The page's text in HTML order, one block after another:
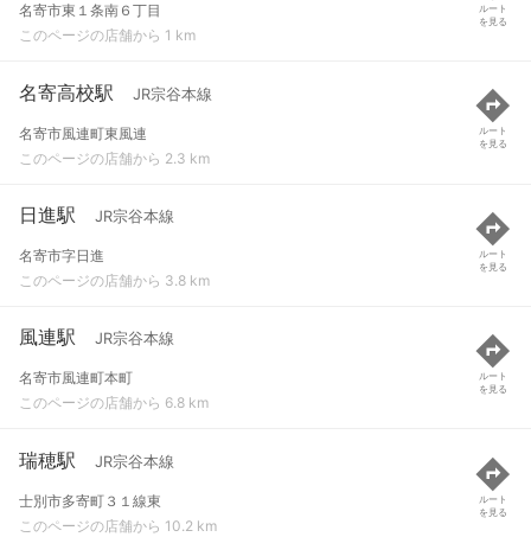
名寄市東１条南６丁目
このページの店舗から 1 km
ルート
を見る
名寄高校駅 JR宗谷本線
名寄市風連町東風連
このページの店舗から 2.3 km
ルート
を見る
日進駅 JR宗谷本線
名寄市字日進
このページの店舗から 3.8 km
ルート
を見る
風連駅 JR宗谷本線
名寄市風連町本町
このページの店舗から 6.8 km
ルート
を見る
瑞穂駅 JR宗谷本線
士別市多寄町３１線東
このページの店舗から 10.2 km
ルート
を見る